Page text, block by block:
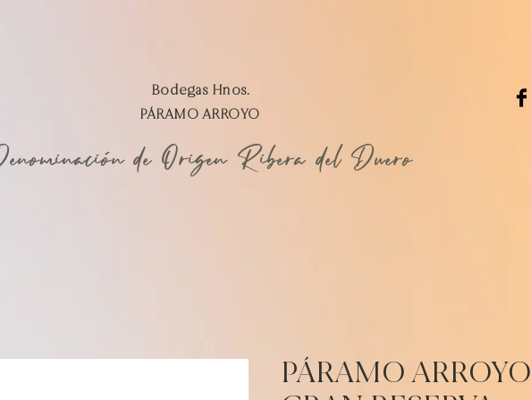
Bodegas Hnos.
PÁRAMO ARROYO
de Origen Ribera del Duero
PÁRAMO ARROYO